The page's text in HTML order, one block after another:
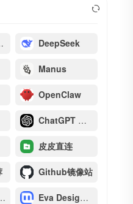
血版 DeepSeek
Manus
OpenClaw
ChatGPT 提示语
皮皮直连
Github镜像站
高清壁纸 Eva Design配色